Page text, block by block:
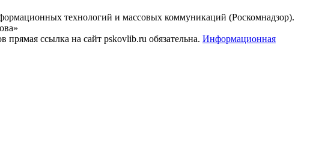
технологий и массовых коммуникаций (Роскомнадзор).
прямая ссылка на сайт pskovlib.ru обязательна. Информационная